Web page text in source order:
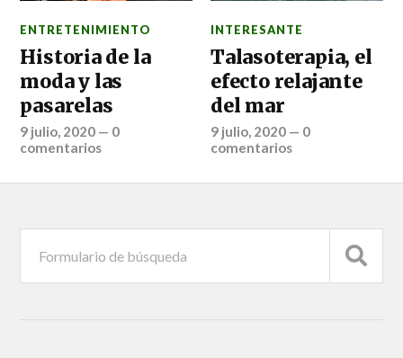
ENTRETENIMIENTO
Historia de la
moda y las
pasarelas
9 julio, 2020 — 0
comentarios
INTERESANTE
Talasoterapia, el
efecto relajante
del mar
9 julio, 2020 — 0
comentarios